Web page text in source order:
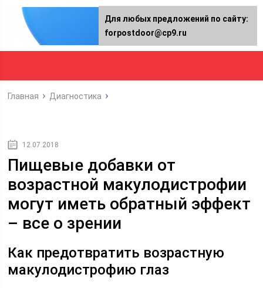
Главная Диагностика
12.07.2018
Пищевые добавки от
возрастной макулодистрофии
могут иметь обратный эффект
– все о зрении
Как предотвратить возрастную
макулодистрофию глаз
Для любых предложений по сайту:
forpostdoor@cp9.ru